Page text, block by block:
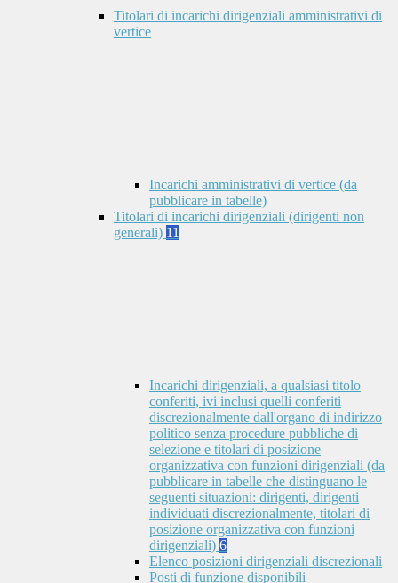
Titolari di incarichi dirigenziali amministrativi di
vertice
Incarichi amministrativi di vertice (da
pubblicare in tabelle)
Titolari di incarichi dirigenziali (dirigenti non
generali) 11
Incarichi dirigenziali, a qualsiasi titolo
conferiti, ivi inclusi quelli conferiti
discrezionalmente dall'organo di indirizzo
politico senza procedure pubbliche di
selezione e titolari di posizione
organizzativa con funzioni dirigenziali (da
pubblicare in tabelle che distinguano le
seguenti situazioni: dirigenti, dirigenti
individuati discrezionalmente, titolari di
posizione organizzativa con funzioni
dirigenziali) 6
Elenco posizioni dirigenziali discrezionali
Posti di funzione disponibili